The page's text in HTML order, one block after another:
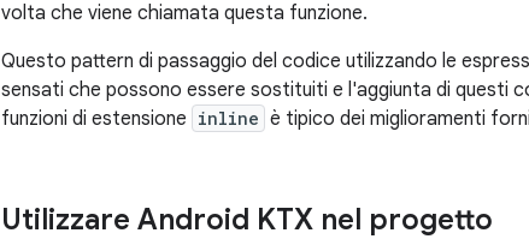
volta che viene chiamata questa funzione.
Questo pattern di passaggio del codice utilizzando le
sensati che possono essere sostituiti e l'aggiunta di questi
funzioni di estensione inline è tipico dei miglioramenti
Utilizzare Android KTX nel progetto